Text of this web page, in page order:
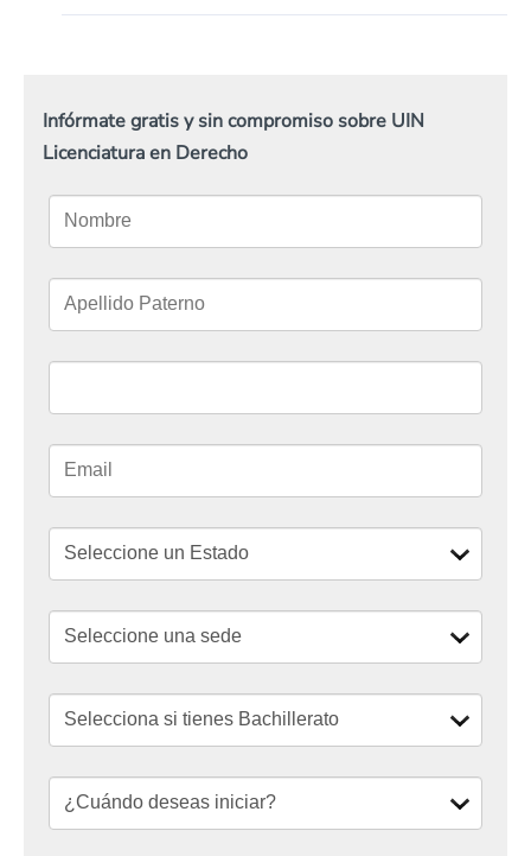
Infórmate gratis y sin compromiso sobre UIN
Licenciatura en Derecho